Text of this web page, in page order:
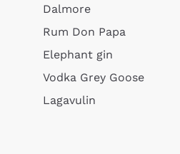
Dalmore
Rum Don Papa
Elephant gin
Vodka Grey Goose
Lagavulin